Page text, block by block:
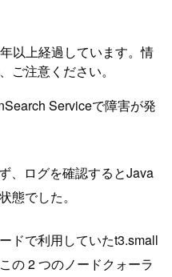
以上経過しています。情
ご注意ください。
Serviceで障害が発
、ログを確認するとJava
態でした。
ドで利用していたt3.small
の 2 つのノードクォーラ